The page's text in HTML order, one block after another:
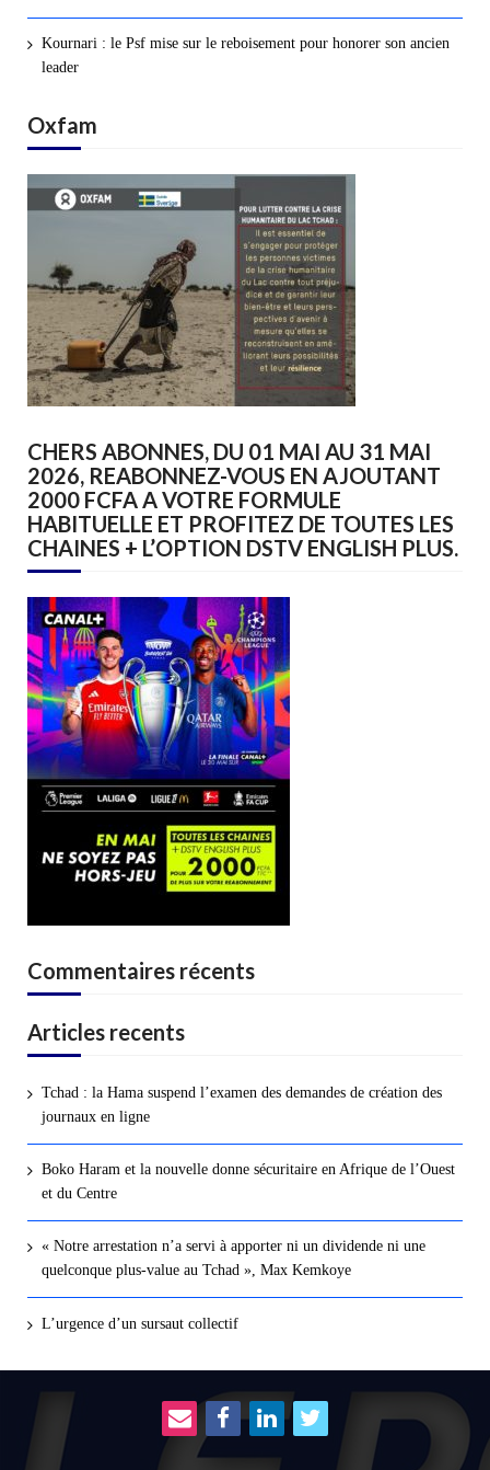
Kournari : le Psf mise sur le reboisement pour honorer son ancien
leader
Oxfam
CHERS ABONNES, DU 01 MAI AU 31 MAI
2026, REABONNEZ-VOUS EN AJOUTANT
2000 FCFA A VOTRE FORMULE
HABITUELLE ET PROFITEZ DE TOUTES LES
CHAINES + L’OPTION DSTV ENGLISH PLUS.
Commentaires récents
Articles recents
Tchad : la Hama suspend l’examen des demandes de création des
journaux en ligne
Boko Haram et la nouvelle donne sécuritaire en Afrique de l’Ouest
et du Centre
« Notre arrestation n’a servi à apporter ni un dividende ni une
quelconque plus-value au Tchad », Max Kemkoye
L’urgence d’un sursaut collectif